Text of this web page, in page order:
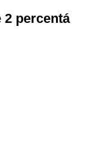
2 percentá